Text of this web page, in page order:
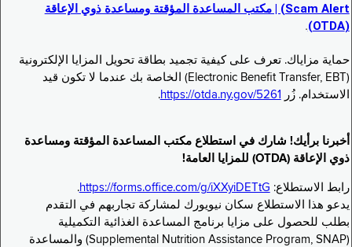
Scam Alert) | مكتب المساعدة المؤقتة ومساعدة ذوي الإعاقة
(OTDA)
.
حماية مزاياك. تعرف على كيفية تجميد بطاقة تحويل المزايا الإلكترونية
(Electronic Benefit Transfer, EBT) الخاصة بك عندما لا تكون قيد
الاستخدام. زُر
https://otda.ny.gov/5261
.
أخبرنا برأيك! شارك في استطلاع مكتب المساعدة المؤقتة ومساعدة
ذوي الإعاقة (OTDA) للمزايا العامة!
رابط الاستطلاع: https://forms.office.com/g/iXXyiDETtG
.
يدعو هذا الاستطلاع سكان نيويورك لمشاركة تجاربهم في التقدم
بطلب للحصول على مزايا برنامج المساعدة الغذائية التكميلية
(Supplemental Nutrition Assistance Program, SNAP) والمساعدة